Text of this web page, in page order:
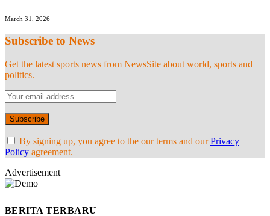
March 31, 2026
Subscribe to News
Get the latest sports news from NewsSite about world, sports and
politics.
By signing up, you agree to the our terms and ourPrivacy
Policy agreement.
Advertisement
BERITA TERBARU